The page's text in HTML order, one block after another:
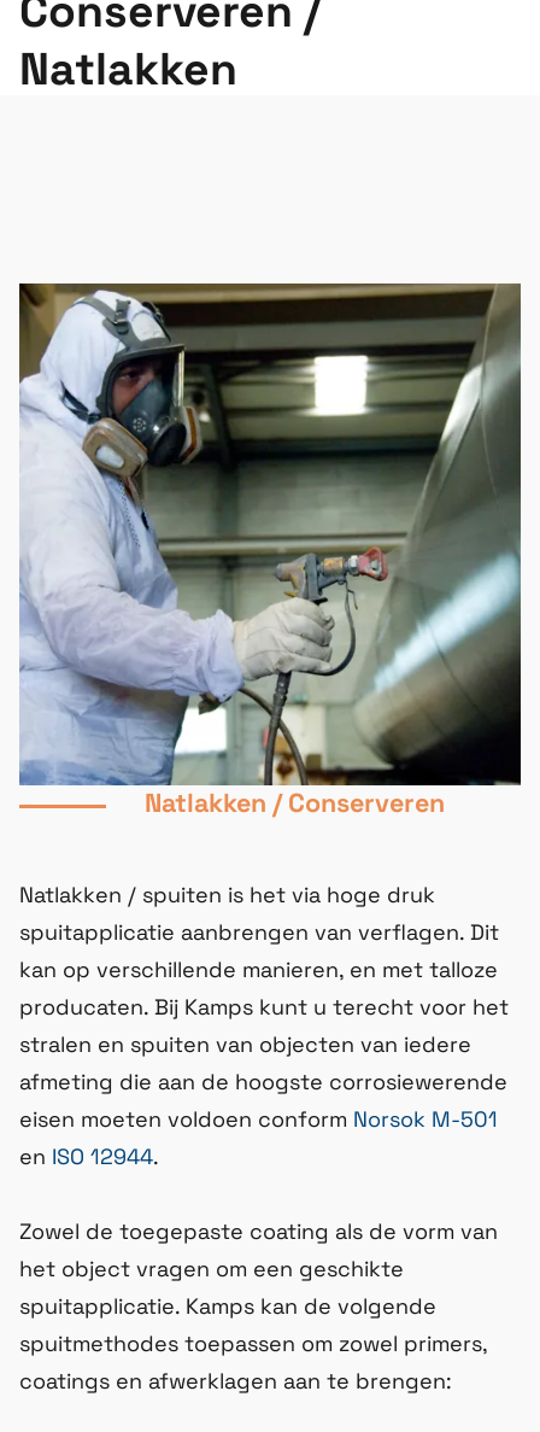
Natlakken
Natlakken / Conserveren
Natlakken / spuiten is het via hoge druk
spuitapplicatie aanbrengen van verflagen. Dit
kan op verschillende manieren, en met talloze
producaten. Bij Kamps kunt u terecht voor het
stralen en spuiten van objecten van iedere
afmeting die aan de hoogste corrosiewerende
eisen moeten voldoen conform Norsok M-501
en ISO 12944.
Zowel de toegepaste coating als de vorm van
het object vragen om een geschikte
spuitapplicatie. Kamps kan de volgende
spuitmethodes toepassen om zowel primers,
coatings en afwerklagen aan te brengen: